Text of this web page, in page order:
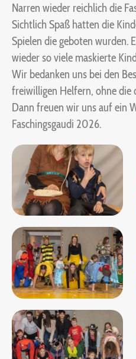
Narren wieder reichlich die
Sichtlich Spaß hatten die
Spielen die geboten wurden.
wieder so viele maskierte
Wir bedanken uns bei den
freiwilligen Helfern, ohne die
Dann freuen wir uns auf ein
Faschingsgaudi 2026.